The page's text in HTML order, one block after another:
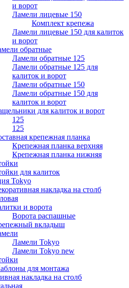
и ворот
Ламели лицевые 150
Комплект крепежа
Ламели лицевые 150 для калиток
и ворот
обратные
Ламели обратные 125
Ламели обратные 125 для
калиток и ворот
Ламели обратные 150
Ламели обратные 150 для
калиток и ворот
для калиток и ворот
125
125
крепежная планка
Крепежная планка верхняя
Крепежная планка нижняя
для калиток
Tokyo
накладка на столб
и ворота
Ворота распашные
вкладыш
Ламели Tokyo
Ламели Tokyo new
для монтажа
накладка на столб